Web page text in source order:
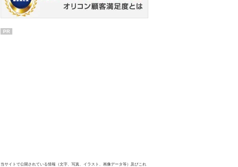
PR
当サイトで公開されている情報（文字、写真、イラスト、画像データ等）及びこれ